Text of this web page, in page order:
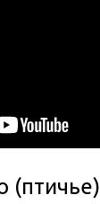
(птичье)